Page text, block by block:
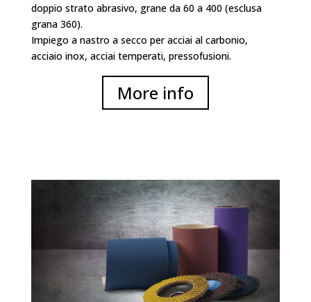
doppio strato abrasivo, grane da 60 a 400 (esclusa
grana 360).
Impiego a nastro a secco per acciai al carbonio,
acciaio inox, acciai temperati, pressofusioni.
More info